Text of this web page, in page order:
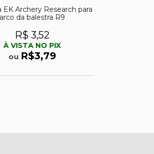
EK Archery Research para
arco da balestra R9
R$ 3,52
À VISTA NO PIX
ou R$3,79